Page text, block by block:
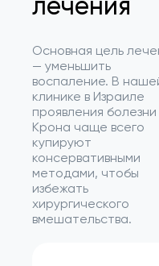
Основная цель
— уменьшить
воспаление. В
клинике в Израиле
проявления болезни
Крона чаще всего
купируют
консервативными
методами, чтобы
избежать
хирургического
вмешательства.